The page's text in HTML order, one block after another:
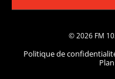
© 2026 FM
Politique de